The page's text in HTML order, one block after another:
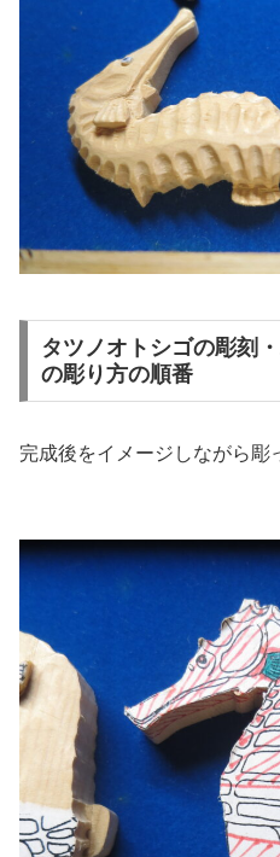
タツノオトシゴの彫刻
の彫り方の順番
完成後をイメージしながら彫